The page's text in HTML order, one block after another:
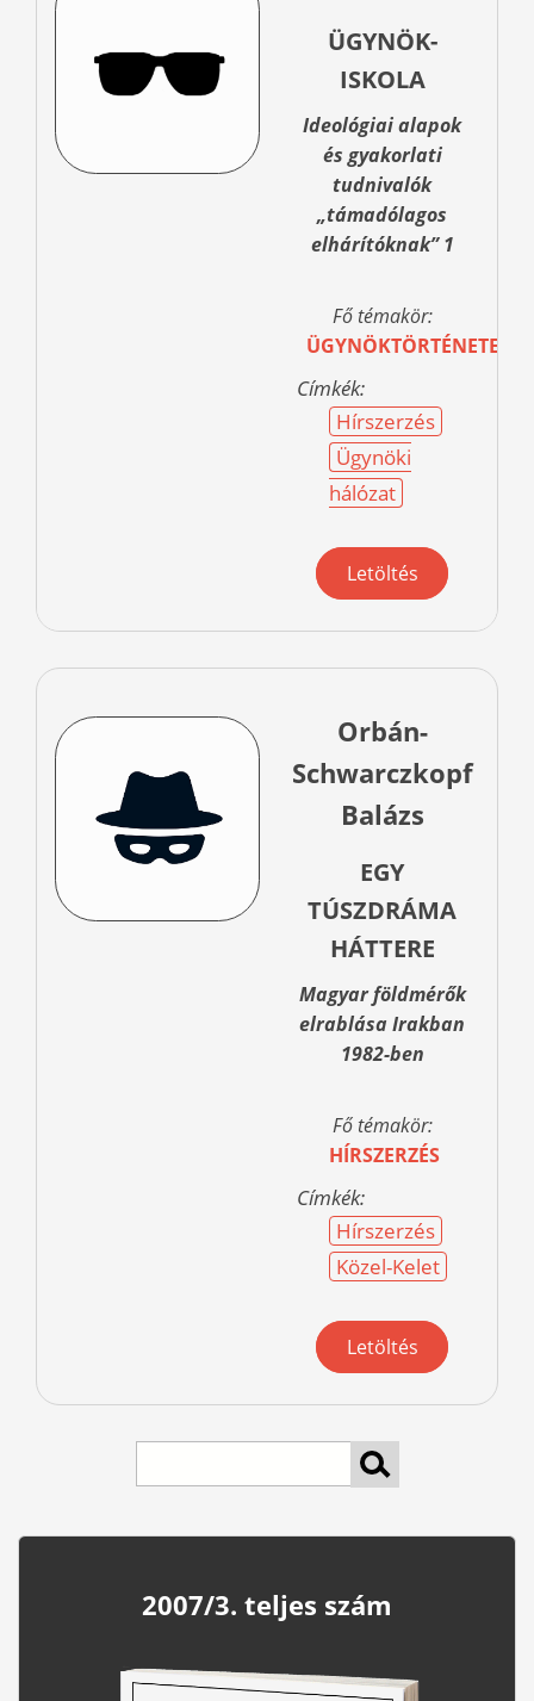
ÜGYNÖK-
ISKOLA
Ideológiai alapok
és gyakorlati
tudnivalók
„támadólagos
elhárítóknak” 1
Fő témakör:
ÜGYNÖKTÖRTÉNETEK
Címkék:
Hírszerzés
Ügynöki
hálózat
Letöltés
Orbán-
Schwarczkopf
Balázs
EGY
TÚSZDRÁMA
HÁTTERE
Magyar földmérők
elrablása Irakban
1982-ben
Fő témakör:
HÍRSZERZÉS
Címkék:
Hírszerzés
Közel-Kelet
Letöltés
2007/3. teljes szám